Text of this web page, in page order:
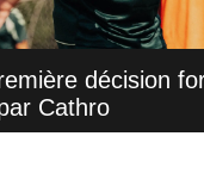
décision
Cathro